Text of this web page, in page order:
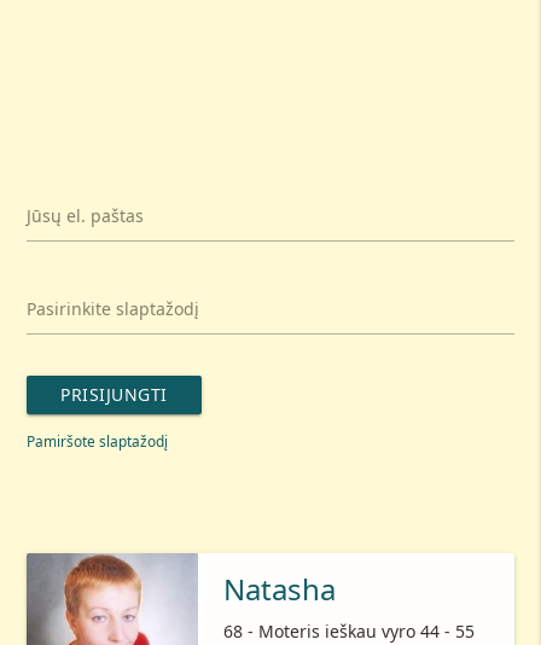
Jūsų el. paštas
Pasirinkite slaptažodį
PRISIJUNGTI
Pamiršote slaptažodį
Natasha
68 - Moteris ieškau vyro 44 - 55